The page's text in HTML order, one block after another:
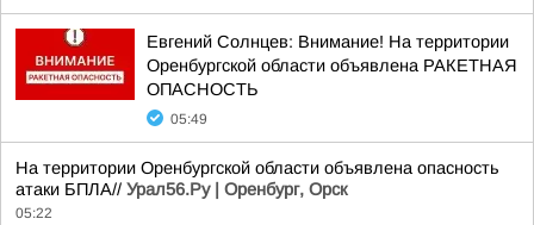
Евгений Солнцев: Внимание! На территории
Оренбургской области объявлена РАКЕТНАЯ
ОПАСНОСТЬ
05:49
На территории Оренбургской области объявлена опасность
атаки БПЛА// Урал56.Ру | Оренбург, Орск
05:22